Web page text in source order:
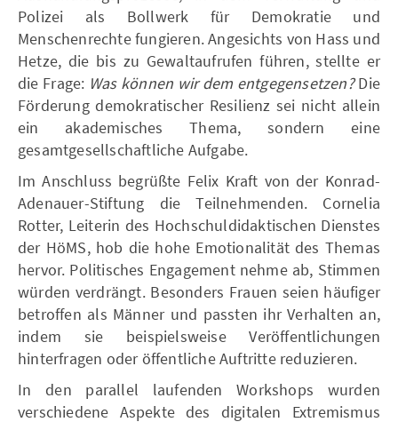
Polizei als Bollwerk für Demokratie und
Menschenrechte fungieren. Angesichts von Hass und
Hetze, die bis zu Gewaltaufrufen führen, stellte er
die Frage: Was können wir dem entgegensetzen?Die
Förderung demokratischer Resilienz sei nicht allein
ein akademisches Thema, sondern eine
gesamtgesellschaftliche Aufgabe.
Im Anschluss begrüßte Felix Kraft von der Konrad-
Adenauer-Stiftung die Teilnehmenden. Cornelia
Rotter, Leiterin des Hochschuldidaktischen Dienstes
der HöMS, hob die hohe Emotionalität des Themas
hervor. Politisches Engagement nehme ab, Stimmen
würden verdrängt. Besonders Frauen seien häufiger
betroffen als Männer und passten ihr Verhalten an,
indem sie beispielsweise Veröffentlichungen
hinterfragen oder öffentliche Auftritte reduzieren.
In den parallel laufenden Workshops wurden
verschiedene Aspekte des digitalen Extremismus